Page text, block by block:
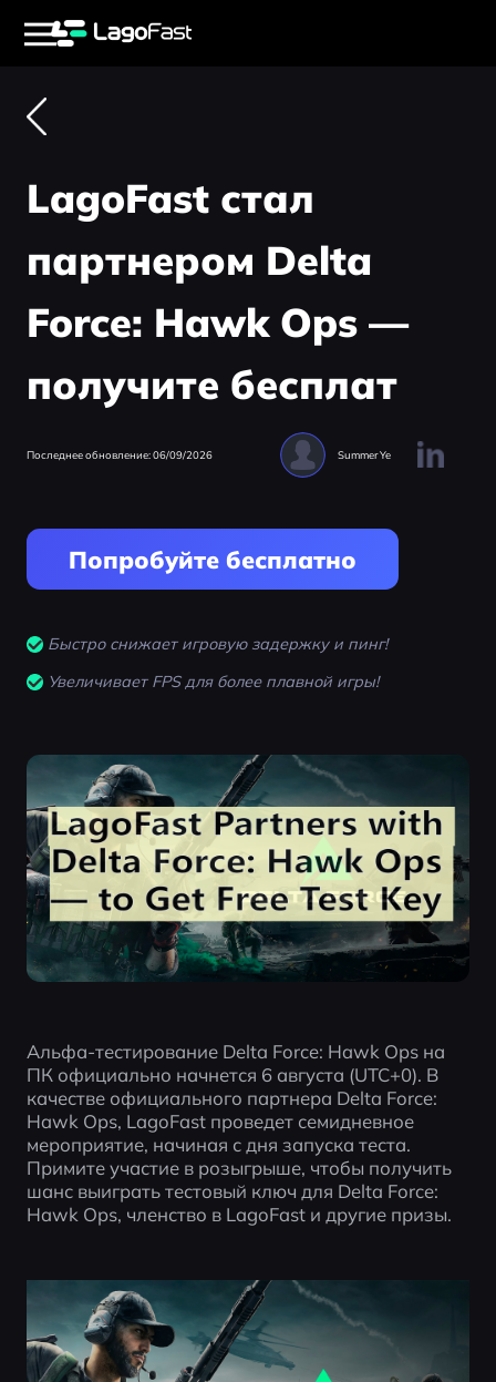
LagoFast стал
партнером Delta
Force: Hawk Ops —
получите бесплат
Последнее обновление: 06/09/2026 Summer Ye
Попробуйте бесплатно
Быстро снижает игровую задержку и пинг!
Увеличивает FPS для более плавной игры!
Альфа-тестирование Delta Force: Hawk Ops на
ПК официально начнется 6 августа (UTC+0). В
качестве официального партнера Delta Force:
Hawk Ops, LagoFast проведет семидневное
мероприятие, начиная с дня запуска теста.
Примите участие в розыгрыше, чтобы получить
шанс выиграть тестовый ключ для Delta Force:
Hawk Ops, членство в LagoFast и другие призы.